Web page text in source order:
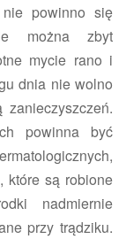
powinno się
można zbyt
mycie rano i
dnia nie wolno
powinna być
które są robione
nadmiernie
przy trądziku.